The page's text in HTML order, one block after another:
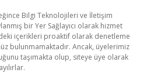
Bilgi Teknolojileri ve İletişim
bir Yer Sağlayıcı olarak hizmet
içerikleri proaktif olarak denetleme
bulunmamaktadır. Ancak, üyelerimiz
taşımakta olup, siteye üye olarak